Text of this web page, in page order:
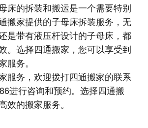
的拆装和搬运是一个需要特别
搬家提供的子母床拆装服务，无
是带有液压杆设计的子母床，都
。选择四通搬家，您可以享受到
服务。
务，欢迎拨打四通搬家的联系
进行咨询和预约。选择四通搬
效的搬家服务。